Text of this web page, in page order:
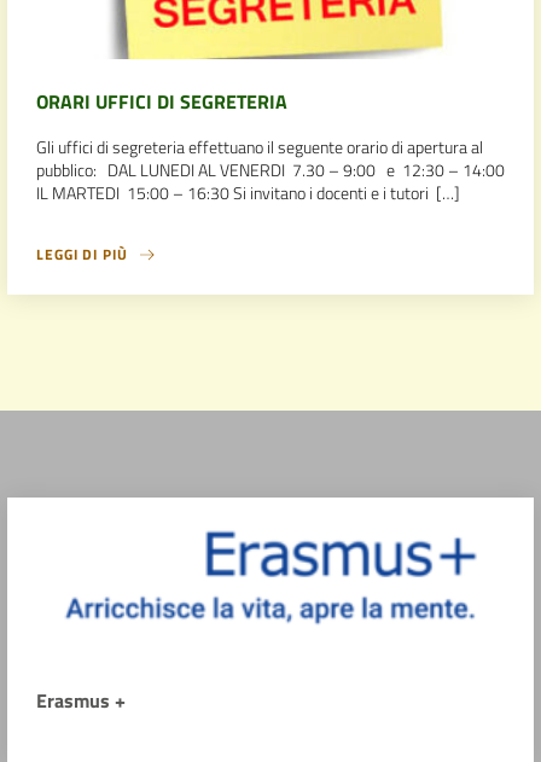
ORARI UFFICI DI SEGRETERIA
Gli uffici di segreteria effettuano il seguente orario di apertura al
pubblico: DAL LUNEDI AL VENERDI 7.30 – 9:00 e 12:30 – 14:00
IL MARTEDI 15:00 – 16:30 Si invitano i docenti e i tutori […]
LEGGI DI PIÙ
Erasmus +